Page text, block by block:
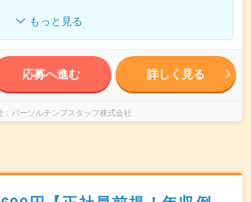
もっと見る
応募へ進む 詳しく見る
パーソルテンプスタッフ株式会社